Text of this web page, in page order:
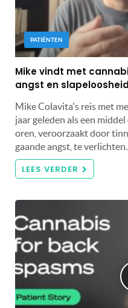
PATIËNTEN
Mike vindt met
angst en slapeloosheid
Mike Colavita's reis met
jaar geleden als een
oren, veroorzaakt door
gaande angst, te verlichten.
LEES VERDER